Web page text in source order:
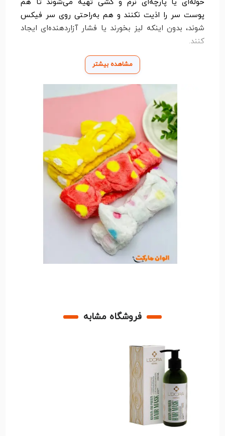
حوله‌ای یا پارچه‌ای نرم و کشی تهیه می‌شوند تا هم
پوست سر را اذیت نکنند و هم به‌راحتی روی سر فیکس
شوند، بدون اینکه لیز بخورند یا فشار آزاردهنده‌ای ایجاد
کنند.
هدبندهای خال‌خالی مخصوص آرایش، نه‌تنها برای استفاده
شخصی در خانه بسیار مناسب‌اند، بلکه انتخابی عالی برای
استفاده در سالن‌های زیبایی نیز هستند. آن‌ها در هنگام
استفاده از ماسک صورت، شست‌وشوی روزانه، میکاپ یا
حتی هنگام استفاده از دستگاه‌های پاک‌سازی پوست،
کاربرد فراوانی دارند. همچنین می‌توان از آن‌ها برای
عکس‌برداری‌ فانتزی یا استایل‌های خاص استفاده کرد که
جلوه‌ای دلنشین و شاد به ظاهر شما می‌بخشند.
در نهایت، هدبند خال‌خالی یک ابزار ساده اما موثر برای
حفظ تمیزی، راحتی و زیبایی در فرآیند مراقبت از پوست و
آرایش است. با داشتن طرحی فانتزی و کیفیتی مناسب،
این هدبند می‌تواند به یکی از آیتم‌های مورد علاقه‌ شما در
روتین زیبایی تبدیل شود.
مشاهده بیشتر
فروشگاه مشابه